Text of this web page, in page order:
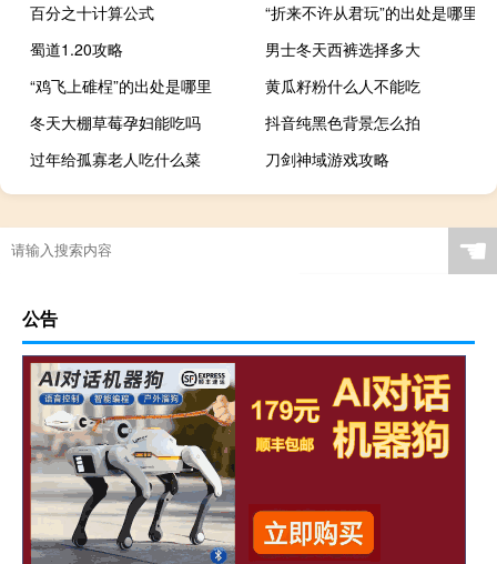
百分之十计算公式
“折来不许从君玩”的出处是哪里
蜀道1.20攻略
男士冬天西裤选择多大
“鸡飞上碓桯”的出处是哪里
黄瓜籽粉什么人不能吃
冬天大棚草莓孕妇能吃吗
抖音纯黑色背景怎么拍
过年给孤寡老人吃什么菜
刀剑神域游戏攻略
☚
公告